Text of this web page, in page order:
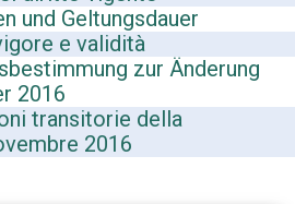
und Geltungsdauer
e validità
zur Änderung
2016
transitorie della
2016